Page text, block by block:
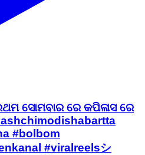
ସୋମବାର ରେ କପିଳାସ ରେ
#bolbom
#viralreelsシ